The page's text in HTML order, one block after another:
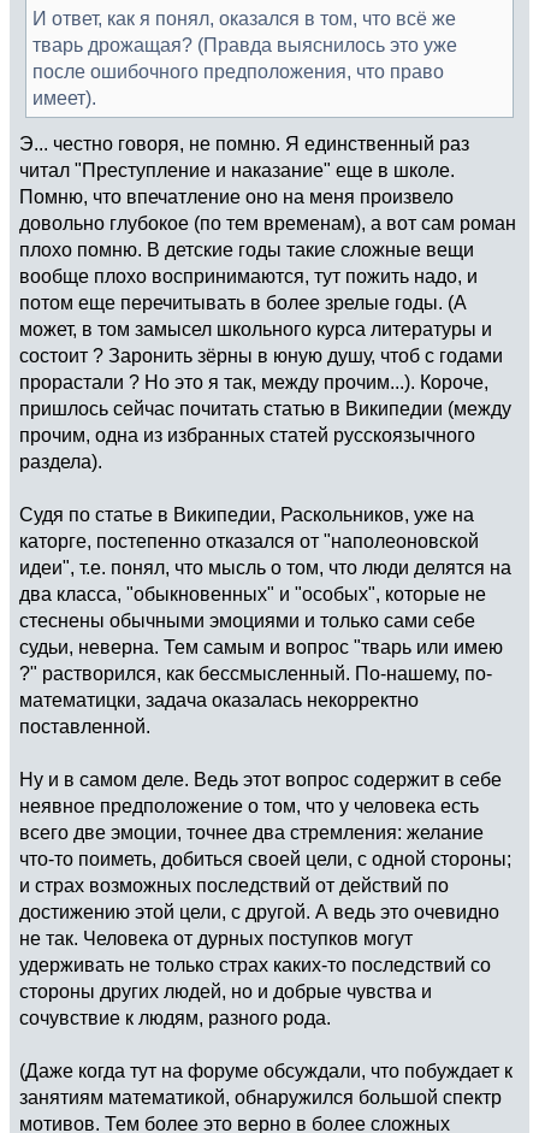
И ответ, как я понял, оказался в том, что всё же
тварь дрожащая? (Правда выяснилось это уже
после ошибочного предположения, что право
имеет).
Э... честно говоря, не помню. Я единственный раз
читал "Преступление и наказание" еще в школе.
Помню, что впечатление оно на меня произвело
довольно глубокое (по тем временам), а вот сам роман
плохо помню. В детские годы такие сложные вещи
вообще плохо воспринимаются, тут пожить надо, и
потом еще перечитывать в более зрелые годы. (А
может, в том замысел школьного курса литературы и
состоит ? Заронить зёрны в юную душу, чтоб с годами
прорастали ? Но это я так, между прочим...). Короче,
пришлось сейчас почитать статью в Википедии (между
прочим, одна из избранных статей русскоязычного
раздела).
Судя по статье в Википедии, Раскольников, уже на
каторге, постепенно отказался от "наполеоновской
идеи", т.е. понял, что мысль о том, что люди делятся на
два класса, "обыкновенных" и "особых", которые не
стеснены обычными эмоциями и только сами себе
судьи, неверна. Тем самым и вопрос "тварь или имею
?" растворился, как бессмысленный. По-нашему, по-
математицки, задача оказалась некорректно
поставленной.
Ну и в самом деле. Ведь этот вопрос содержит в себе
неявное предположение о том, что у человека есть
всего две эмоции, точнее два стремления: желание
что-то поиметь, добиться своей цели, с одной стороны;
и страх возможных последствий от действий по
достижению этой цели, с другой. А ведь это очевидно
не так. Человека от дурных поступков могут
удерживать не только страх каких-то последствий со
стороны других людей, но и добрые чувства и
сочувствие к людям, разного рода.
(Даже когда тут на форуме обсуждали, что побуждает к
занятиям математикой, обнаружился большой спектр
мотивов. Тем более это верно в более сложных